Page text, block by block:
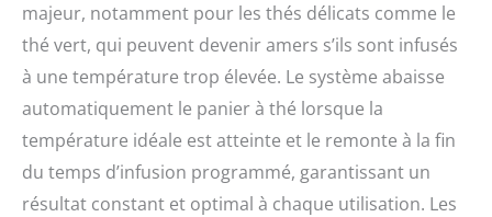
majeur, notamment pour les thés délicats comme le
thé vert, qui peuvent devenir amers s’ils sont infusés
à une température trop élevée. Le système abaisse
automatiquement le panier à thé lorsque la
température idéale est atteinte et le remonte à la fin
du temps d’infusion programmé, garantissant un
résultat constant et optimal à chaque utilisation. Les